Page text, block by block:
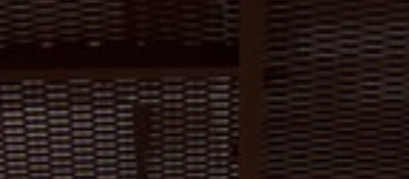
À propos de nous
Contact
Image & Material Bank
Choisir une langue